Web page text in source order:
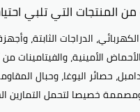
التي تلبي
الدراجات الثابتة،
الأحماض الأمينية، والفيتامينات
حصائر اليوغا، وحبال
خصيصا لتحمل التمارين